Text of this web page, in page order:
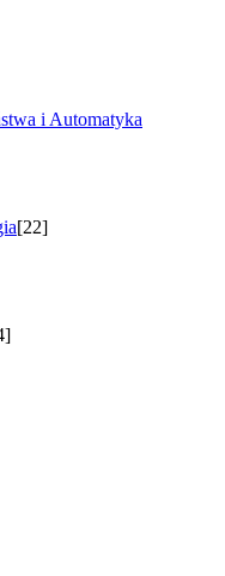
i Automatyka
[22]